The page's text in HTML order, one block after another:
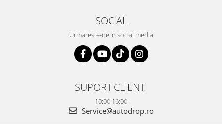
SOCIAL
Urmareste-ne in social media
SUPORT CLIENTI
10:00-16:00
Service@autodrop.ro